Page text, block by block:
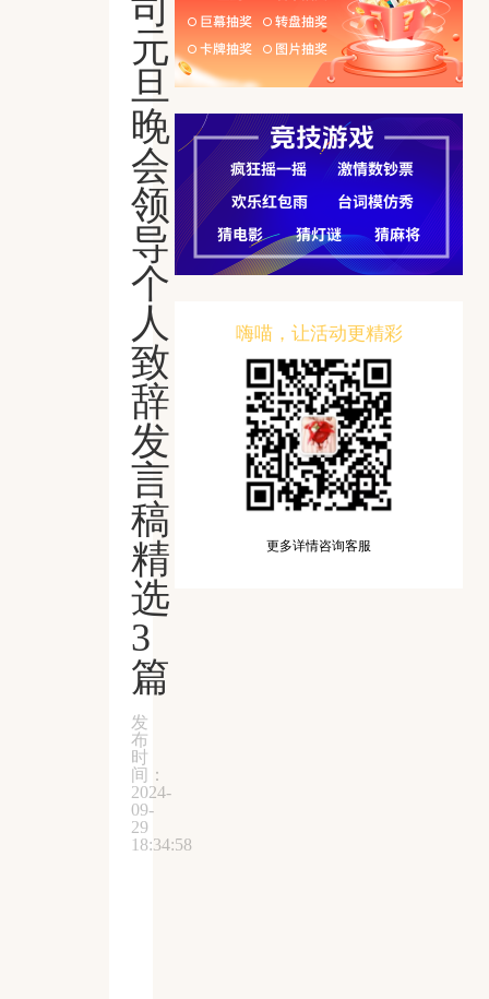
司
元
旦
晚
会
领
导
个
人
致
辞
发
言
稿
精
选
3
篇
发
布
时
间：
2024-
09-
29
18:34:58
嗨喵，让活动更精彩
更多详情咨询客服